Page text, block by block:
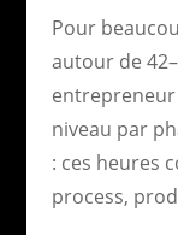
Pour
autour de
niveau par
: ces heures
process,